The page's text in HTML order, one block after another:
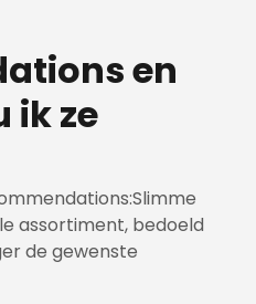
en
ik ze
assortiment, bedoeld
de gewenste